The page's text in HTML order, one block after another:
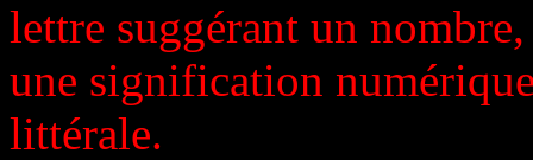
lettre suggérant un
une signification
littérale.